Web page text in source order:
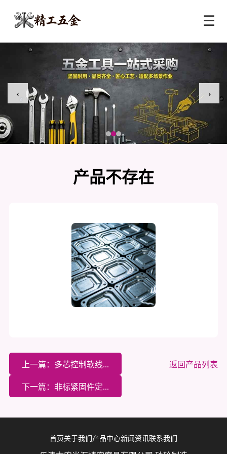
☰
‹ ›
产品不存在
上一篇：多芯控制软线... 返回产品列表
下一篇：非标紧固件定...
首页 关于我们 产品中心新闻资讯联系我们